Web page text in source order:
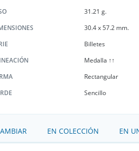
31.21 g.
30.4 x 57.2 mm.
Billetes
Medalla ↑↑
Rectangular
Sencillo
EN COLECCIÓN EN